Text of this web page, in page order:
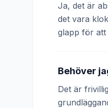
Ja, det är
det vara
glapp för att
Behöver
Det är